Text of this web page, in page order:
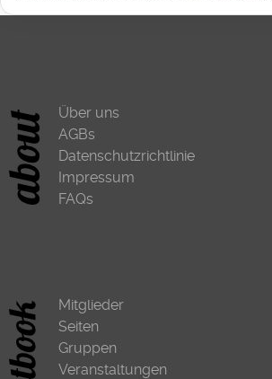
Über uns
AGBs
Datenschutzrichtlinie
Impressum
FAQs
Mitglieder
Seiten
Gruppen
Veranstaltungen